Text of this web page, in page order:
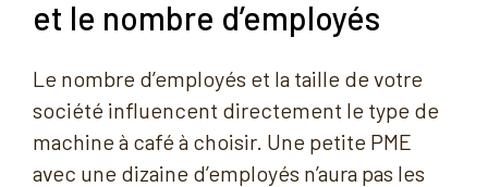
et le nombre d’employés
Le nombre d’employés et la taille de votre
société influencent directement le type de
machine à café à choisir. Une petite PME
avec une dizaine d’employés n’aura pas les